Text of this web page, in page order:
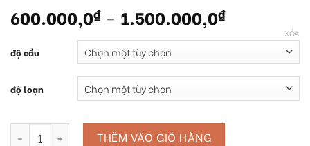
600.000,0₫ – 1.500.000,0₫
độ cầu
độ loạn
XÓA
1.56 HOGA PHOTO GREY SHMC số lượng
THÊM VÀO GIỎ HÀNG